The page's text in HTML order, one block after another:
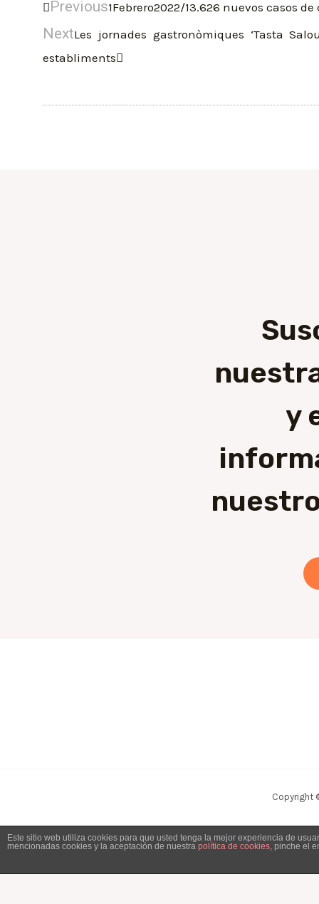
Previous1Febrero2022/13.626 nuevos casos
NextLes jornades gastronòmiques ‘Tasta
establiments
y
Copyright
Este sitio web utiliza cookies para que usted tenga la mejor experiencia de
mencionadas cookies y la aceptación de nuestra política de cookies , pinche el